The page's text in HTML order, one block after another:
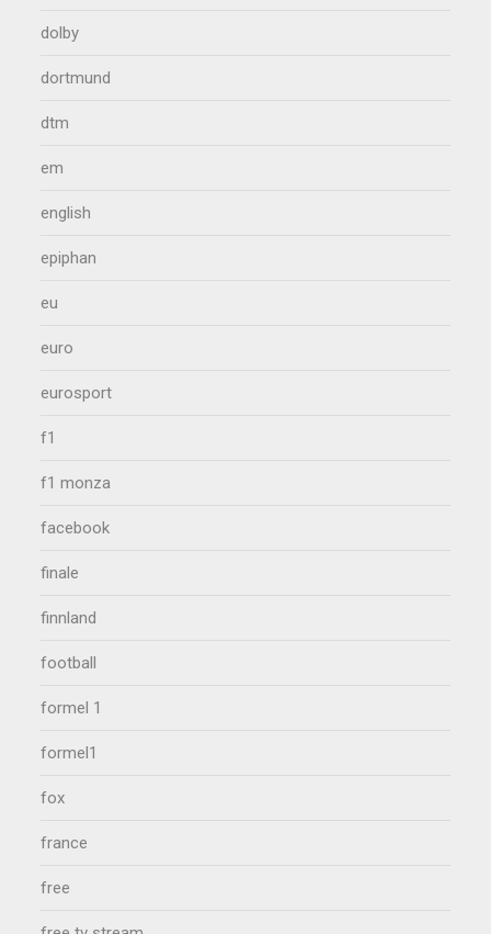
dolby
dortmund
dtm
em
english
epiphan
eu
euro
eurosport
f1
f1 monza
facebook
finale
finnland
football
formel 1
formel1
fox
france
free